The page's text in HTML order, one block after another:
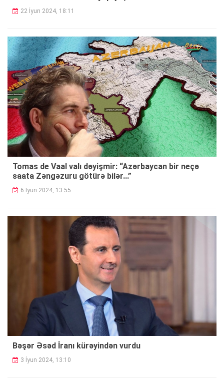
22 İyun 2024, 18:11
Tomas de Vaal valı dəyişmir: “Azərbaycan bir neçə
saata Zəngəzuru götürə bilər...”
6 İyun 2024, 13:55
Bəşər Əsəd İranı kürəyindən vurdu
3 İyun 2024, 13:10